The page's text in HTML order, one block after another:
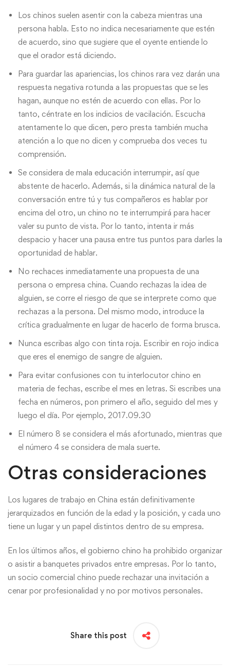
Los chinos suelen asentir con la cabeza mientras una
persona habla. Esto no indica necesariamente que estén
de acuerdo, sino que sugiere que el oyente entiende lo
que el orador está diciendo.
Para guardar las apariencias, los chinos rara vez darán una
respuesta negativa rotunda a las propuestas que se les
hagan, aunque no estén de acuerdo con ellas. Por lo
tanto, céntrate en los indicios de vacilación. Escucha
atentamente lo que dicen, pero presta también mucha
atención a lo que no dicen y comprueba dos veces tu
comprensión.
Se considera de mala educación interrumpir, así que
abstente de hacerlo. Además, si la dinámica natural de la
conversación entre tú y tus compañeros es hablar por
encima del otro, un chino no te interrumpirá para hacer
valer su punto de vista. Por lo tanto, intenta ir más
despacio y hacer una pausa entre tus puntos para darles la
oportunidad de hablar.
No rechaces inmediatamente una propuesta de una
persona o empresa china. Cuando rechazas la idea de
alguien, se corre el riesgo de que se interprete como que
rechazas a la persona. Del mismo modo, introduce la
crítica gradualmente en lugar de hacerlo de forma brusca.
Nunca escribas algo con tinta roja. Escribir en rojo indica
que eres el enemigo de sangre de alguien.
Para evitar confusiones con tu interlocutor chino en
materia de fechas, escribe el mes en letras. Si escribes una
fecha en números, pon primero el año, seguido del mes y
luego el día. Por ejemplo, 2017.09.30
El número 8 se considera el más afortunado, mientras que
el número 4 se considera de mala suerte.
Otras consideraciones
Los lugares de trabajo en China están definitivamente
jerarquizados en función de la edad y la posición, y cada uno
tiene un lugar y un papel distintos dentro de su empresa.
En los últimos años, el gobierno chino ha prohibido organizar
o asistir a banquetes privados entre empresas. Por lo tanto,
un socio comercial chino puede rechazar una invitación a
cenar por profesionalidad y no por motivos personales.
Share this post